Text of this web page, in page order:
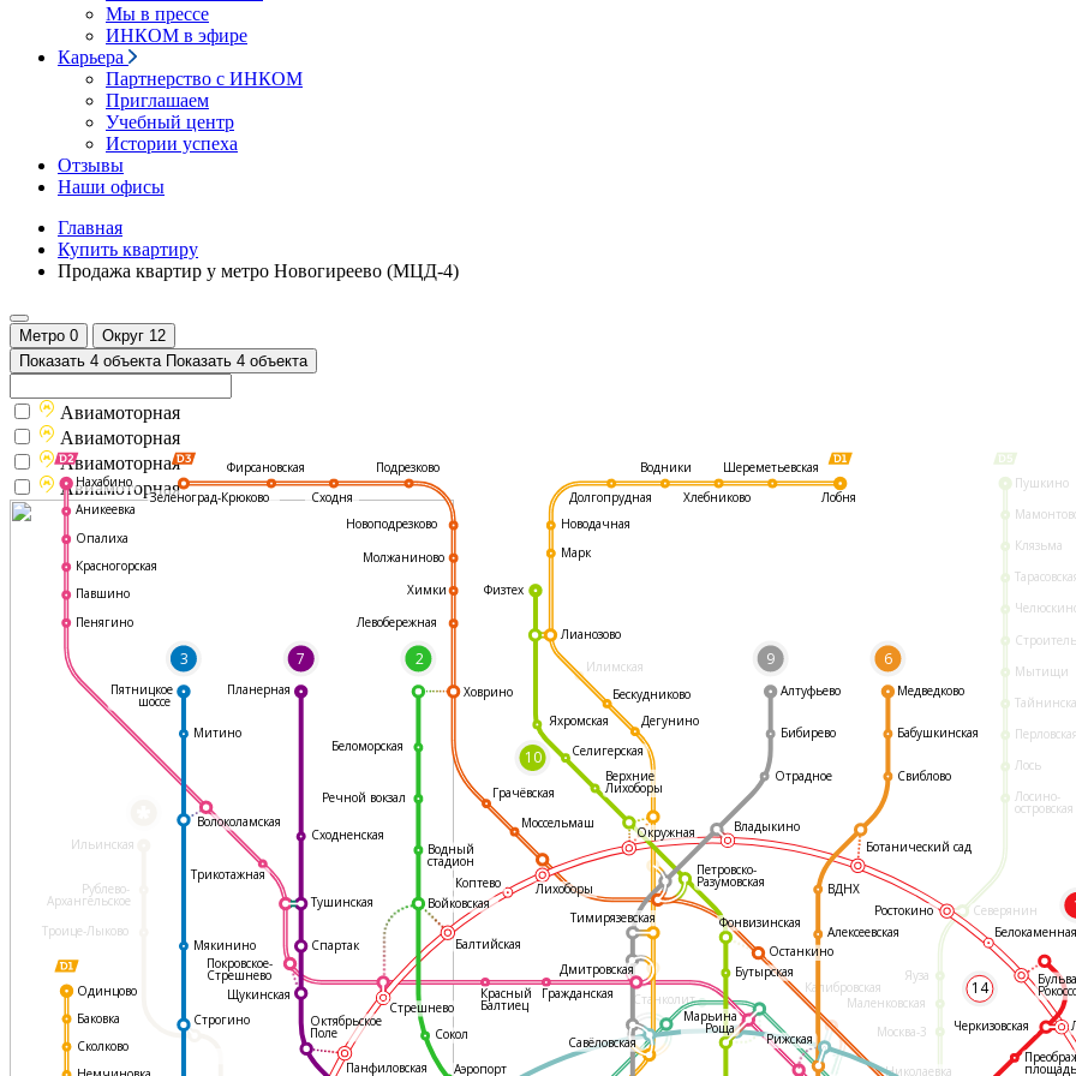
Мы в прессе
ИНКОМ в эфире
Карьера
Партнерство с ИНКОМ
Приглашаем
Учебный центр
Истории успеха
Отзывы
Наши офисы
Главная
Купить квартиру
Продажа квартир у метро Новогиреево (МЦД-4)
Метро 0 Округ 12
Показать 4 объекта Показать 4 объекта
Илимская
Пушкино
Клязьма
Мытищи
Лось
Лосино-
островская
Северянин
Яуза
Маленковская
Москва-3
Николаевка
Ильинская
Рублево-
Архангельское
Троице-Лыково
Калибровская
Станколит
3 7
14
2 9 6
10
Фирсановская
Сходня
Подрезково
Новоподрезково
Молжаниново
Химки
Левобережная
Ховрино
Грачёвская
Моссельмаш
Останкино
Медведково
Бабушкинская
Свиблово
ВДНХ
Алексеевская
Рижская
Аэропорт
Сокол
Красный
Балтиец
Гражданская
Дмитровская
Коптево Лихоборы
Балтийская
Войковская
Водный
стадион
Сходненская
Трикотажная
Волоколамская
Тушинская
Мякинино
Строгино
Митино
Нахабино
Аникеевка
Опалиха
Красногорская
Павшино
Пенягино
Одинцово
Баковка
Сколково
Пятницкое
шоссе
Планерная
Спартак
Стрешнево
Щукинская
Октябрьское
Поле
Панфиловская
Окружная
Дегунино
Бескудниково
Верхние
Лихоборы
Селигерская
Физтех
Яхромская
Марк
Лианозово
Новодачная
Речной вокзал
Беломорская
Долгопрудная
Водники
Хлебниково
Шереметьевская
Лобня
Тимирязевская
Марьина
Роща
Савёловская
Фонвизинская
Бутырская
Петровско-
Разумовская
Покровское-
Стрешнево
Бибирево
Отрадное
Владыкино
Ботанический сад
Алтуфьево
Ростокино
Черкизовская
площадь
Зеленоград-Крюково
Авиамоторная
Авиамоторная
Авиамоторная
Авиамоторная